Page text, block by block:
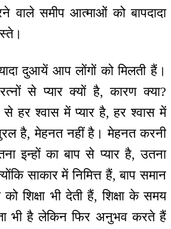
वाले समीप आत्माओं को बापदादा
दुआयें आप लोंगों को मिलती हैं।
से प्यार क्यों है, कारण क्या?
से हर श्वास में प्यार है, हर श्वास में
है, मेहनत नहीं है। मेहनत करनी
इन्हों का बाप से प्यार है, उतना
साकार में निमित्त हैं, बाप समान
शिक्षा भी देती हैं, शिक्षा के समय
भी है लेकिन फिर अनुभव करते हैं